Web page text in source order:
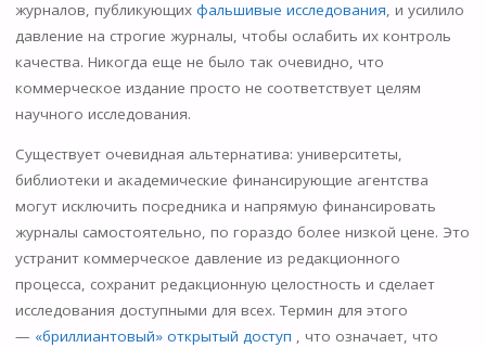
журналов, публикующих фальшивые исследования, и усилило
давление на строгие журналы, чтобы ослабить их контроль
качества. Никогда еще не было так очевидно, что
коммерческое издание просто не соответствует целям
научного исследования.
Существует очевидная альтернатива: университеты,
библиотеки и академические финансирующие агентства
могут исключить посредника и напрямую финансировать
журналы самостоятельно, по гораздо более низкой цене. Это
устранит коммерческое давление из редакционного
процесса, сохранит редакционную целостность и сделает
исследования доступными для всех. Термин для этого
— «бриллиантовый» открытый доступ , что означает, что